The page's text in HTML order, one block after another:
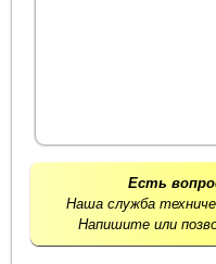
Есть
Наша служба
Напишите или